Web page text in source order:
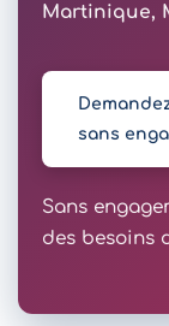
Martinique,
sans
Sans
des besoins